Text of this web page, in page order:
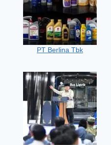
PT Berlina Tbk